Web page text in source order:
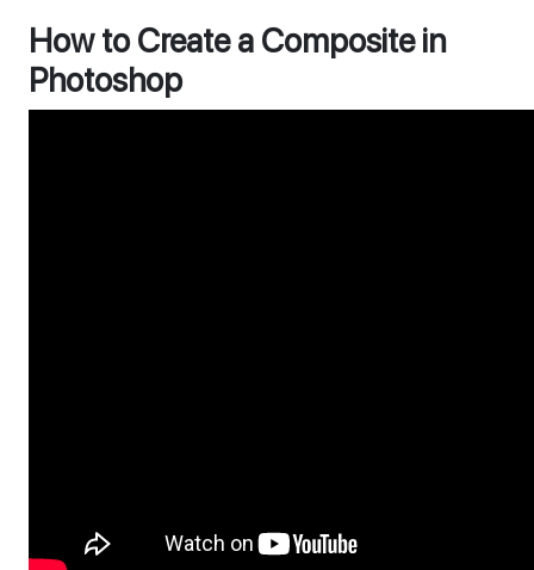
How to Create a Composite in
Photoshop